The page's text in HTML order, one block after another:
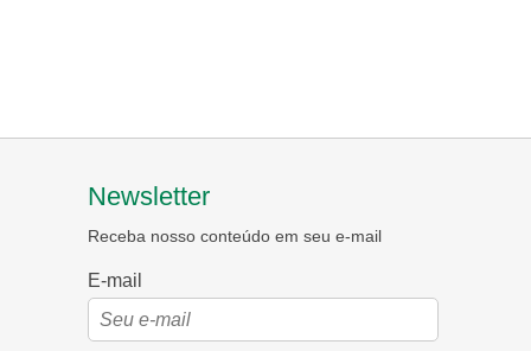
Newsletter
Receba nosso conteúdo em seu e-mail
E-mail